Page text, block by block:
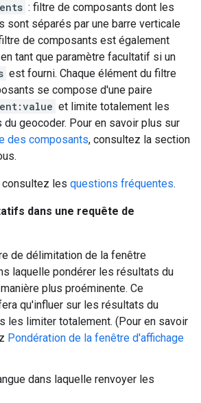
: filtre de composants dont les
sont séparés par une barre verticale
de composants est également
tant que paramètre facultatif si un
est fourni. Chaque élément du filtre
se compose d'une paire
et limite totalement les
du geocoder. Pour en savoir plus sur
des composants, consultez la section
consultez les questions fréquentes.
dans une requête de
de délimitation de la fenêtre
laquelle pondérer les résultats du
plus proéminente. Ce
qu'influer sur les résultats du
les limiter totalement. (Pour en savoir
Pondération de la fenêtre d'affichage
dans laquelle renvoyer les